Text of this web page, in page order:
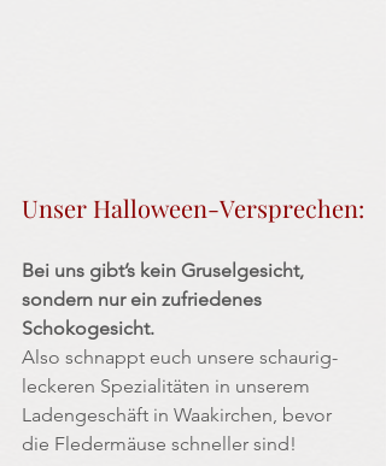
Unser Halloween-Versprechen:
Bei uns gibt’s kein Gruselgesicht,
sondern nur ein zufriedenes
Schokogesicht.
Also schnappt euch unsere schaurig-
leckeren Spezialitäten in unserem
Ladengeschäft in Waakirchen, bevor
die Fledermäuse schneller sind!